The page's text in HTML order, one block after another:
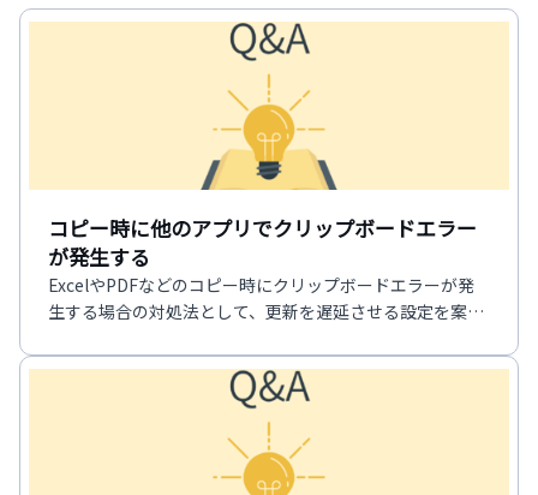
コピー時に他のアプリでクリップボードエラー
が発生する
ExcelやPDFなどのコピー時にクリップボードエラーが発
生する場合の対処法として、更新を遅延させる設定を案内